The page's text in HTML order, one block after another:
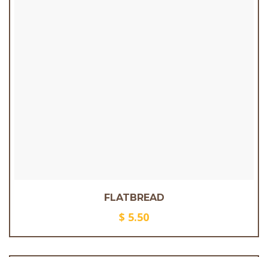
FLATBREAD
$ 5.50